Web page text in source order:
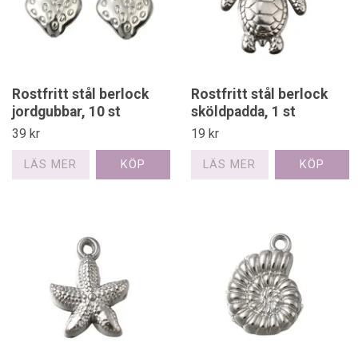
Rostfritt stål berlock
jordgubbar, 10 st
39 kr
LÄS MER
Rostfritt stål berlock
sköldpadda, 1 st
19 kr
LÄS MER